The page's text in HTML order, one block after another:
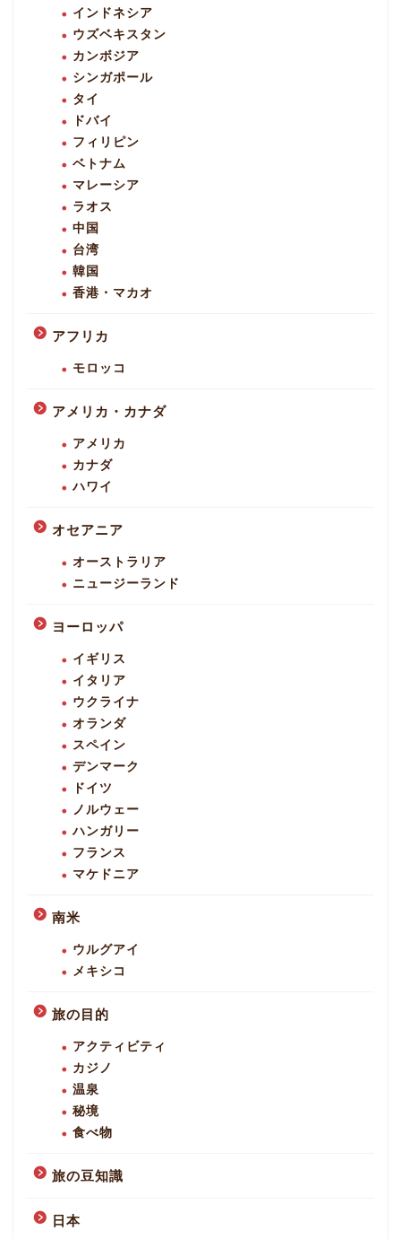
インドネシア
ウズベキスタン
カンボジア
シンガポール
タイ
ドバイ
フィリピン
ベトナム
マレーシア
ラオス
中国
台湾
韓国
香港・マカオ
アフリカ
モロッコ
アメリカ・カナダ
アメリカ
カナダ
ハワイ
オセアニア
オーストラリア
ニュージーランド
ヨーロッパ
イギリス
イタリア
ウクライナ
オランダ
スペイン
デンマーク
ドイツ
ノルウェー
ハンガリー
フランス
マケドニア
南米
ウルグアイ
メキシコ
旅の目的
アクティビティ
カジノ
温泉
秘境
食べ物
旅の豆知識
日本